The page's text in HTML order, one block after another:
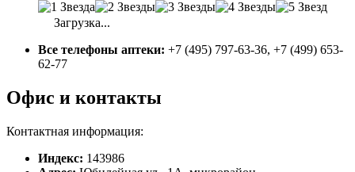
Загрузка...
Все телефоны аптеки: +7 (495) 797-63-36, +7 (499) 653-
62-77
Офис и контакты
Контактная информация:
Индекс: 143986